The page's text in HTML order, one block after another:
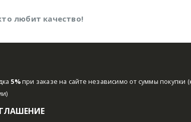
любит качество!
5%при заказе на сайте независимо от суммы покупки